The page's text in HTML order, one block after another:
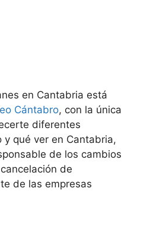
en Cantabria está
Cántabro, con la única
diferentes
qué ver en Cantabria,
de los cambios
de
de las empresas